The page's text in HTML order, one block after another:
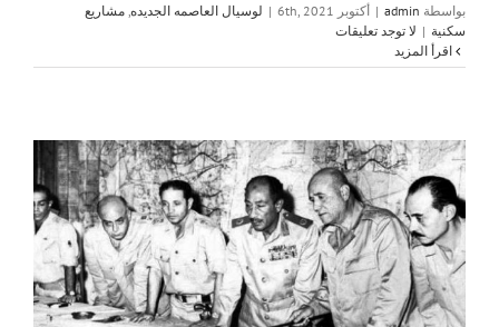
بواسطة admin
| أكتوبر 6th, 2021 | لوسيال العاصمه الجديده مشاريع
سكنية | لا توجد تعليقات